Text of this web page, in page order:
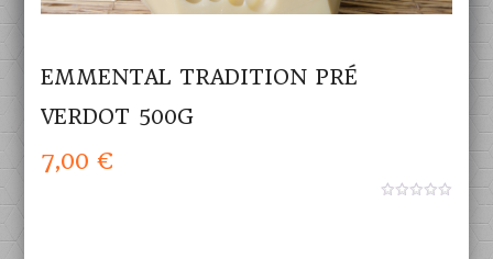
EMMENTAL TRADITION PRÉ
VERDOT 500G
7,00€